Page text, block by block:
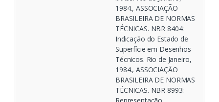
1984., ASSOCIAÇÃO
BRASILEIRA DE NORMAS
TÉCNICAS. NBR 8404:
Indicação do Estado de
Superfície em Desenhos
Técnicos. Rio de Janeiro,
1984., ASSOCIAÇÃO
BRASILEIRA DE NORMAS
TÉCNICAS. NBR 8993:
Representação